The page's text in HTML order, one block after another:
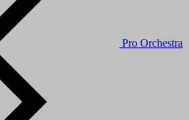
Pro Orchestra